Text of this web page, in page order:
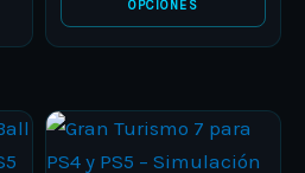
OPCIONES
on
page
Price
12.000,00
Price
range:
ARS
This
product